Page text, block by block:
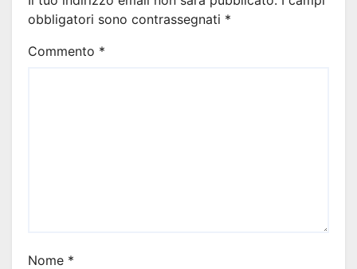
obbligatori sono contrassegnati *
Commento *
Nome *